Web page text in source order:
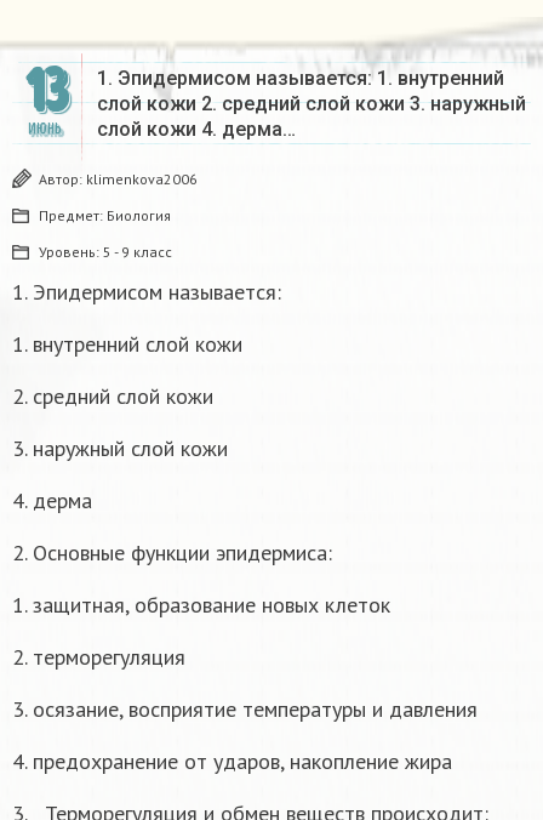
13
ИЮНЬ
1. Эпидермисом называется: 1. внутренний
слой кожи 2. средний слой кожи 3. наружный
слой кожи 4. дерма…
Автор: klimenkova2006
Предмет: Биология
Уровень: 5 - 9 класс
1. Эпидермисом называется:
1. внутренний слой кожи
2. средний слой кожи
3. наружный слой кожи
4. дерма
2. Основные функции эпидермиса:
1. защитная, образование новых клеток
2. терморегуляция
3. осязание, восприятие температуры и давления
4. предохранение от ударов, накопление жира
3. Терморегуляция и обмен веществ происходит: